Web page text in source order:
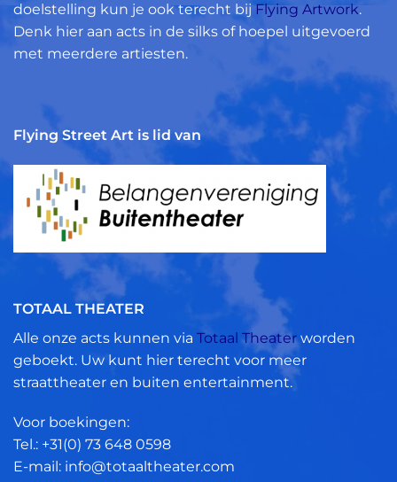
doelstelling kun je ook terecht bijFlying Artwork.
Denk hier aan acts in de silks of hoepel uitgevoerd
met meerdere artiesten.
Flying Street Art is lid van
TOTAAL THEATER
Alle onze acts kunnen via Totaal Theaterworden
geboekt. Uw kunt hier terecht voor meer
straattheater en buiten entertainment.
Voor boekingen:
Tel.: +31(0) 73 648 0598
E-mail: info@totaaltheater.com